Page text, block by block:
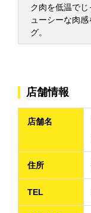
ク肉を低温で
ューシーな肉
グ。
店舗情報
店舗名
住所
TEL